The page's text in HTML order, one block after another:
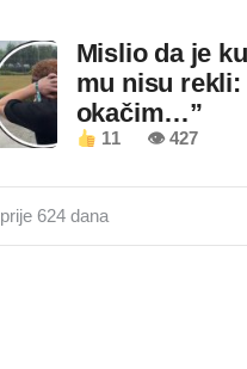
Mislio da je
mu nisu rekli:
okačim…”
11 👁 427
prije 624 dana